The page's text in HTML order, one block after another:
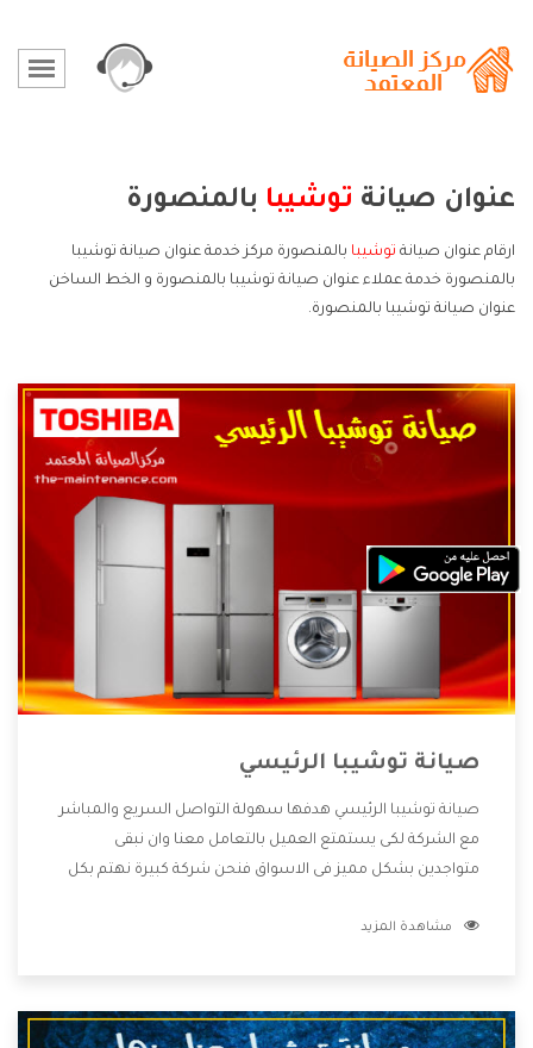
عنوان صيانة توشيبا بالمنصورة
ارقام عنوان صيانة توشيبا بالمنصورة مركز خدمة عنوان صيانة توشيبا
بالمنصورة خدمة عملاء عنوان صيانة توشيبا بالمنصورة و الخط الساخن
عنوان صيانة توشيبا بالمنصورة.
صيانة توشيبا الرئيسي
صيانة توشيبا الرئيسي هدفها سهولة التواصل السريع والمباشر
مع الشركة لكى يستمتع العميل بالتعامل معنا وان نبقى
متواجدين بشكل مميز فى الاسواق فنحن شركة كبيرة نهتم بكل
الشركة بها والتى تكون منها خدمة الصيانة التى تكون من أهم
وأقوى الأسعار التى تكون مناسبة لكثير من العملاء
مشاهدة المزيد